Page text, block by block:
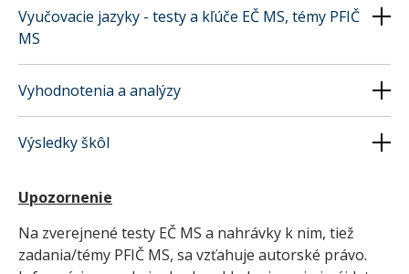
Vyučovacie jazyky - testy a kľúče EČ MS, témy PFIČ
MS
Vyhodnotenia a analýzy
Výsledky škôl
Upozornenie
Na zverejnené testy EČ MS a nahrávky k nim, tiež
zadania/témy PFIČ MS, sa vzťahuje autorské právo.